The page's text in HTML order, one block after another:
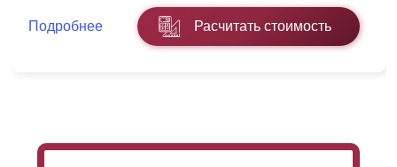
Подробнее Расчитать стоимость